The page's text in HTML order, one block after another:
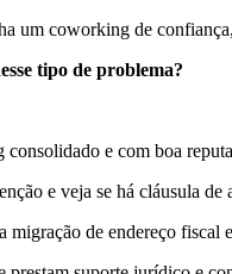
um coworking de
tipo de problema?
e com boa
e veja se há cláusula
migração de endereço fiscal